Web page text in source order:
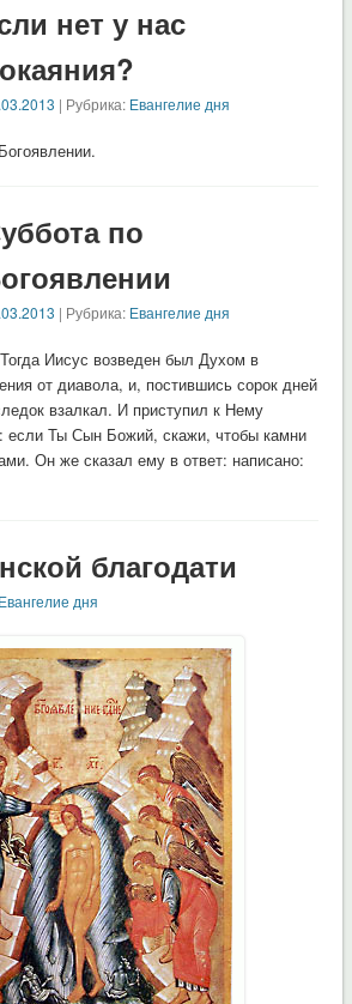
нет у нас
| Рубрика: Евангелие дня
по
| Рубрика: Евангелие дня
Иисус возведен был Духом в
от диавола, и, постившись сорок дней
взалкал. И приступил к Нему
если Ты Сын Божий, скажи, чтобы камни
Он же сказал ему в ответ: написано:
благодати
Евангелие дня